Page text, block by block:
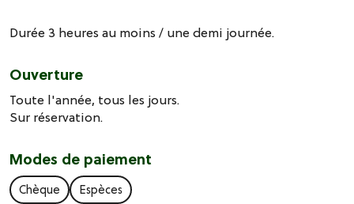
Durée 3 heures au moins / une demi journée.
Ouverture
Toute l'année, tous les jours.
Sur réservation.
Modes de paiement
Chèque Espèces